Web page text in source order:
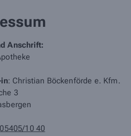
Anschrift:
: Christian Böckenförde e. Kfm.
3
05405/10 40